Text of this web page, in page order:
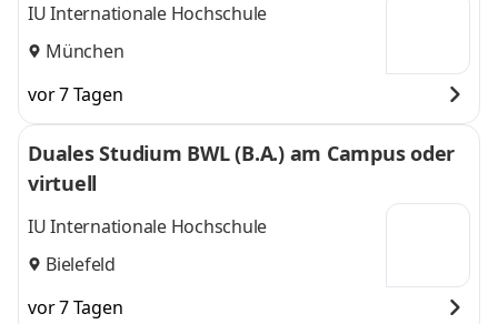
IU Internationale Hochschule
München
vor 7 Tagen
Duales Studium BWL (B.A.) am Campus oder
virtuell
IU Internationale Hochschule
Bielefeld
vor 7 Tagen